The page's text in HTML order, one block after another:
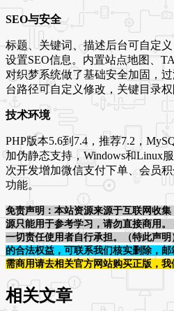
SEO与安全
标题、关键词、描述后台可自定
设置SEO信息。内置站点地图、
对织梦系统做了基础安全加固，
台路径可自定义修改，关键目录
技术环境
PHP版本5.6到7.4，推荐7.2，
加伪静态支持，Windows和Linux
次开发增加微信支付下单、会员
功能。
免责声明：本站资源来源于互联网收
源只能用于参考学习，请勿直接商用。
一切责任使用者自行承担。（特此声明
的合法权益，可联系我们核实删除，邮
需商用请去相关官方网站购买正版，我
相关文章